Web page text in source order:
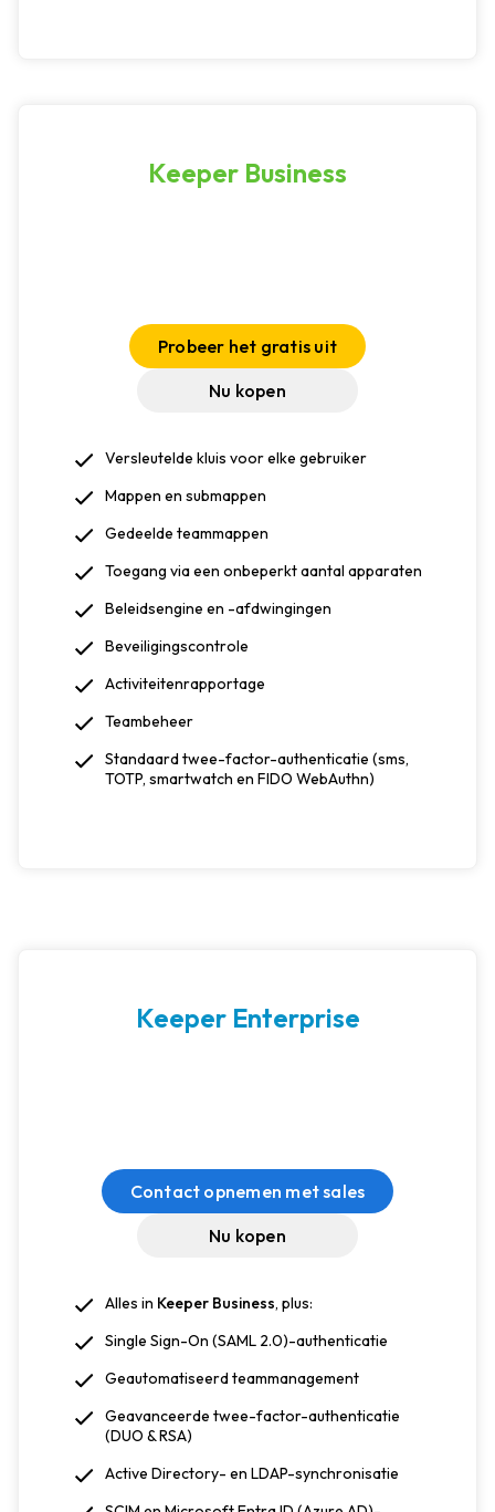
Keeper Business
Probeer het gratis uit
Nu kopen
Versleutelde kluis voor elke gebruiker
Mappen en submappen
Gedeelde teammappen
Toegang via een onbeperkt aantal apparaten
Beleidsengine en -afdwingingen
Beveiligingscontrole
Activiteitenrapportage
Teambeheer
Standaard twee-factor-authenticatie (sms,
TOTP, smartwatch en FIDO WebAuthn)
Keeper Enterprise
Contact opnemen met sales
Nu kopen
Alles in Keeper Business, plus:
Single Sign-On (SAML 2.0)-authenticatie
Geautomatiseerd teammanagement
Geavanceerde twee-factor-authenticatie
(DUO & RSA)
Active Directory- en LDAP-synchronisatie